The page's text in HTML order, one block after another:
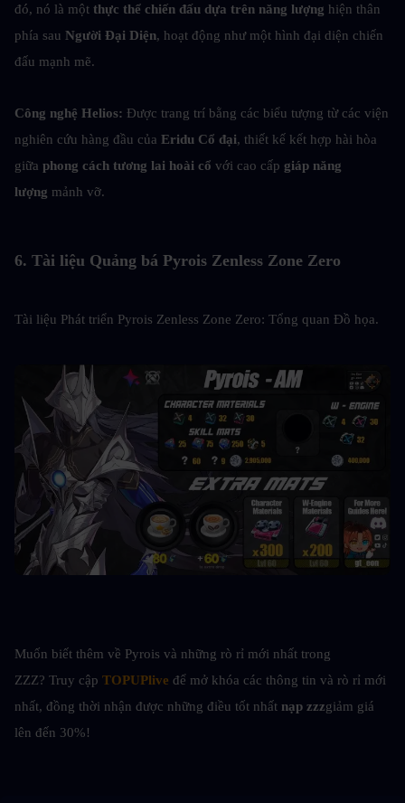
đó, nó là một thực thể chiến đấu dựa trên năng lượng hiện thân
phía sau Người Đại Diện, hoạt động như một hình đại diện chiến
đấu mạnh mẽ.
Công nghệ Helios: Được trang trí bằng các biểu tượng từ các viện
nghiên cứu hàng đầu của Eridu Cổ đại, thiết kế kết hợp hài hòa
giữa phong cách tương lai hoài cổ với cao cấp giáp năng
lượng mảnh vỡ.
6. Tài liệu Quảng bá Pyrois Zenless Zone Zero
Tài liệu Phát triển Pyrois Zenless Zone Zero: Tổng quan Đồ họa.
Muốn biết thêm về Pyrois và những rò rỉ mới nhất trong
ZZZ? Truy cập TOPUPlive để mở khóa các thông tin và rò rỉ mới
nhất, đồng thời nhận được những điều tốt nhất nạp zzzgiảm giá
lên đến 30%!